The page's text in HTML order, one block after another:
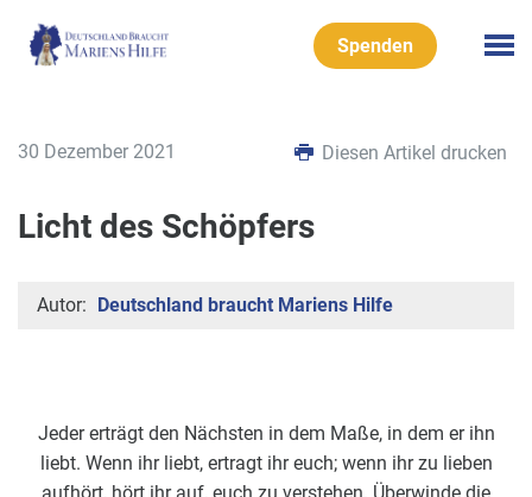
Spenden
30 Dezember 2021 Diesen Artikel drucken
Licht des Schöpfers
Autor: Deutschland braucht Mariens Hilfe
Jeder erträgt den Nächsten in dem Maße, in dem er ihn
liebt. Wenn ihr liebt, ertragt ihr euch; wenn ihr zu lieben